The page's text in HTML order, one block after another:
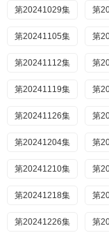
第20241029集 第
第20241105集 第
第20241112集 第
第20241119集 第
第20241126集 第
第20241204集 第
第20241210集 第
第20241218集 第
第20241226集 第